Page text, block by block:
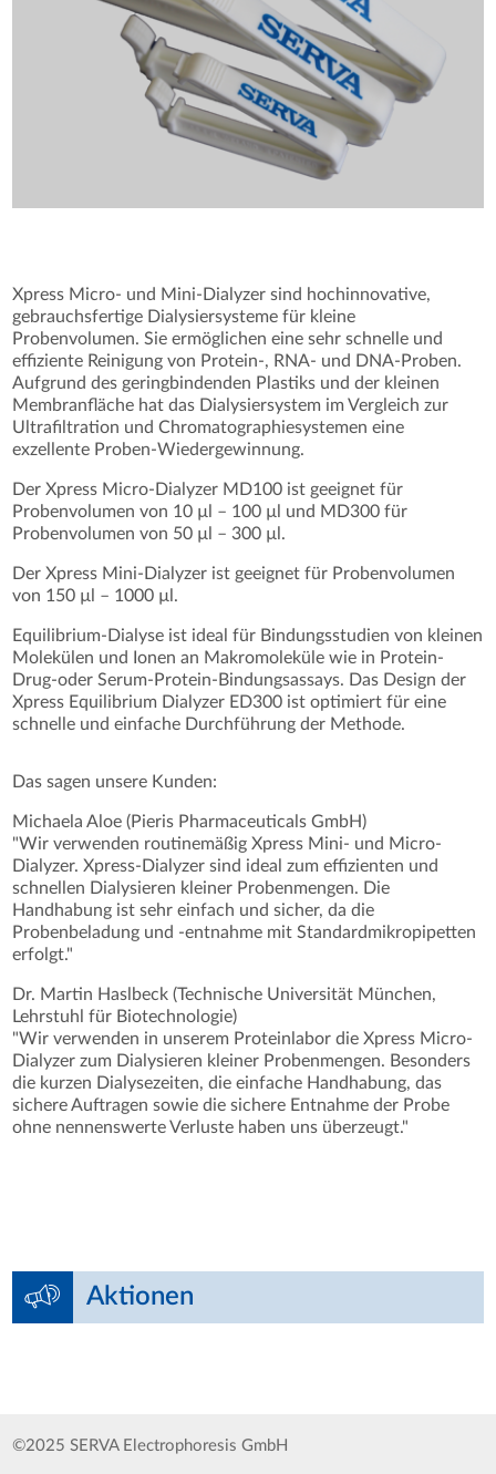
Xpress Micro- und Mini-Dialyzer sind hochinnovative,
gebrauchsfertige Dialysiersysteme für kleine
Probenvolumen. Sie ermöglichen eine sehr schnelle und
effiziente Reinigung von Protein-, RNA- und DNA-Proben.
Aufgrund des geringbindenden Plastiks und der kleinen
Membranfläche hat das Dialysiersystem im Vergleich zur
Ultrafiltration und Chromatographiesystemen eine
exzellente Proben-Wiedergewinnung.
Der Xpress Micro-Dialyzer MD100 ist geeignet für
Probenvolumen von 10 µl – 100 µl und MD300 für
Probenvolumen von 50 µl – 300 µl.
Der Xpress Mini-Dialyzer ist geeignet für Probenvolumen
von 150 µl – 1000 µl.
Equilibrium-Dialyse ist ideal für Bindungsstudien von kleinen
Molekülen und Ionen an Makromoleküle wie in Protein-
Drug-oder Serum-Protein-Bindungsassays. Das Design der
Xpress Equilibrium Dialyzer ED300 ist optimiert für eine
schnelle und einfache Durchführung der Methode.
Das sagen unsere Kunden:
Michaela Aloe (Pieris Pharmaceuticals GmbH)
"Wir verwenden routinemäßig Xpress Mini- und Micro-
Dialyzer. Xpress-Dialyzer sind ideal zum effizienten und
schnellen Dialysieren kleiner Probenmengen. Die
Handhabung ist sehr einfach und sicher, da die
Probenbeladung und -entnahme mit Standardmikropipetten
erfolgt."
Dr. Martin Haslbeck (Technische Universität München,
Lehrstuhl für Biotechnologie)
"Wir verwenden in unserem Proteinlabor die Xpress Micro-
Dialyzer zum Dialysieren kleiner Probenmengen. Besonders
die kurzen Dialysezeiten, die einfache Handhabung, das
sichere Auftragen sowie die sichere Entnahme der Probe
ohne nennenswerte Verluste haben uns überzeugt."
Aktionen
©2025 SERVA Electrophoresis GmbH